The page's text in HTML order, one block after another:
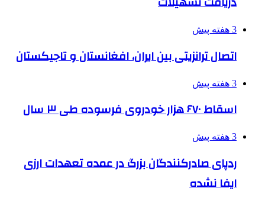
3 هفته پیش
اتصال ترانزیتی بین ایران، افغانستان و تاجیکستان
3 هفته پیش
اسقاط ۶۷۰ هزار خودروی فرسوده طی ۳ سال
3 هفته پیش
ردپای صادرکنندگان بزرگ در عمده تعهدات ارزی
ایفا نشده